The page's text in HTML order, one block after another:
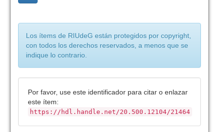
Los ítems de RIUdeG están protegidos por copyright,
con todos los derechos reservados, a menos que se
indique lo contrario.
Por favor, use este identificador para citar o enlazar
este ítem:
https://hdl.handle.net/20.500.12104/21464